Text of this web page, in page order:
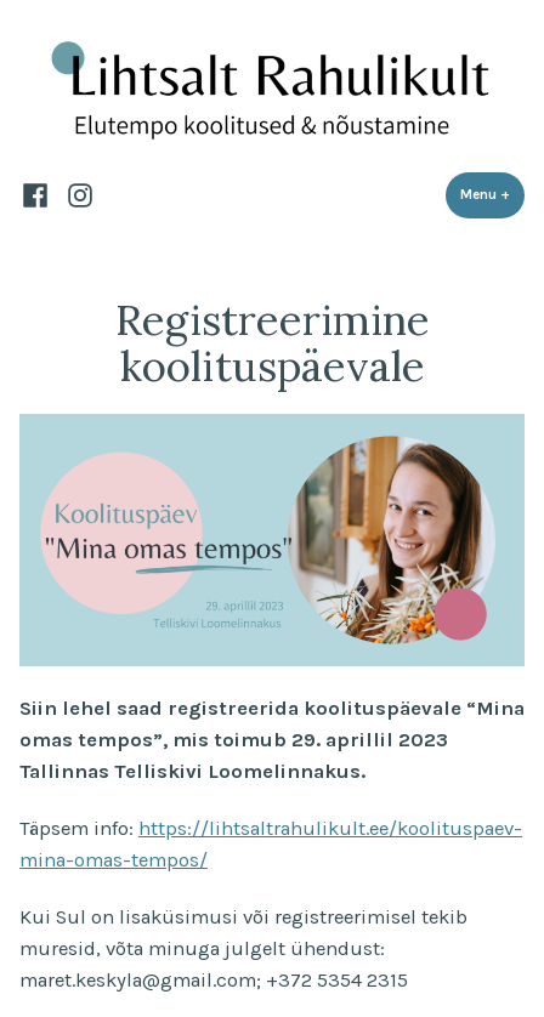
content
Menu +
FacebookInstagram
Registreerimine
koolituspäevale
Siin lehel saad registreerida koolituspäevale “Mina
omas tempos”, mis toimub 29. aprillil 2023
Tallinnas Telliskivi Loomelinnakus.
Täpsem info: https://lihtsaltrahulikult.ee/koolituspaev-
mina-omas-tempos/
Kui Sul on lisaküsimusi või registreerimisel tekib
muresid, võta minuga julgelt ühendust:
maret.keskyla@gmail.com; +372 5354 2315